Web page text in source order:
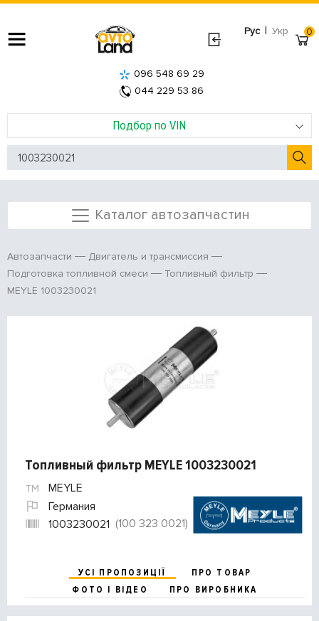
Рус | Укр
Подбор по VIN
096 548 69 29
044 229 53 86
0
Каталог автозапчастин
Автозапчасти
Двигатель и трансмиссия
Подготовка топливной смеси
Топливный фильтр
MEYLE 1003230021
Топливный фильтр MEYLE 1003230021
MEYLE
Германия
1003230021 (100 323 0021)
УСІ ПРОПОЗИЦІЇ
ПРО ТОВАР
ФОТО І ВІДЕО
ПРО ВИРОБНИКА